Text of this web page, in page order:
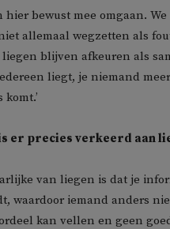
hier bewust mee omgaan.
allemaal wegzetten als
liegen blijven afkeuren als
liegt, je niemand
er precies verkeerd aan
van liegen is dat je
waardoor iemand anders
kan vellen en geen